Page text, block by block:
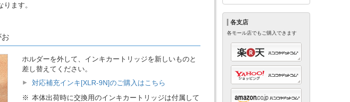
ます。
ホルダーを外して、インキカートリッジを新しいものと
差し替えてください。
対応補充インキ[XLR-9N]のご購入はこちら
本体出荷時に交換用のインキカートリッジは付属して
各支店
各モール店でもご購入できます